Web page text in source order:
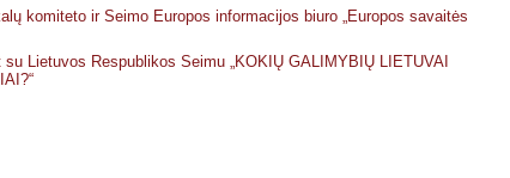
komiteto ir Seimo Europos informacijos biuro „Europos savaitės
Lietuvos Respublikos Seimu „KOKIŲ GALIMYBIŲ LIETUVAI